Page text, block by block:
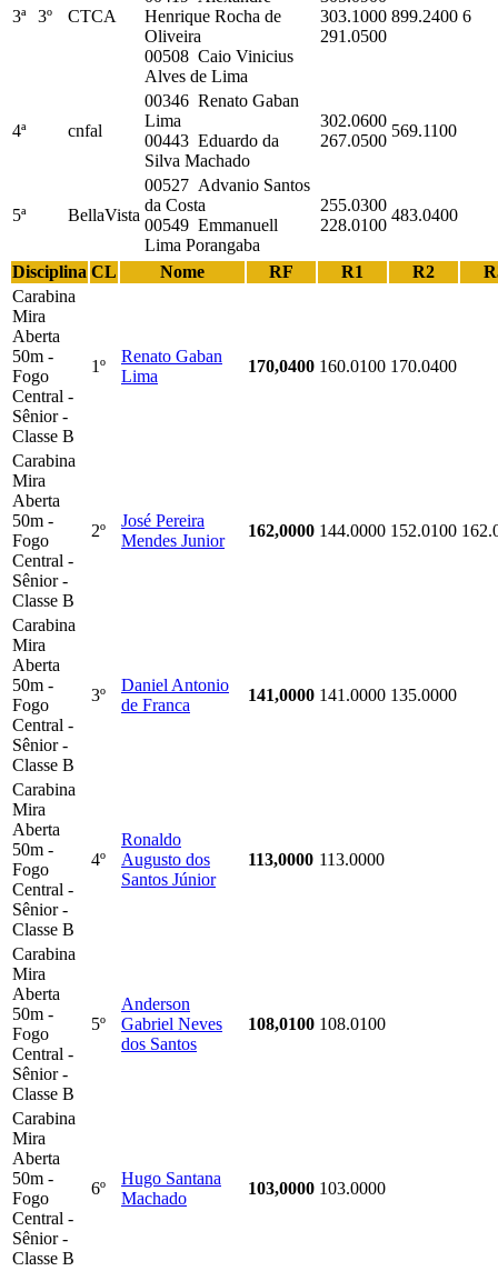
3ª 3º CTCA
Henrique Rocha de
Oliveira
00508 Caio Vinicius
Alves de Lima
303.1000
291.0500
899.2400 6
4ª cnfal
00346 Renato Gaban
Lima
00443 Eduardo da
Silva Machado
302.0600
267.0500
569.1100
5ª BellaVista
00527 Advanio Santos
da Costa
00549 Emmanuell
Lima Porangaba
255.0300
228.0100
483.0400
Disciplina CL Nome RF R1 R2
Carabina
Mira
Aberta
50m -
Fogo
Central -
Sênior -
Classe B
1º
Renato Gaban
Lima
170,0400 160.0100 170.0400
Carabina
Mira
Aberta
50m -
Fogo
Central -
Sênior -
Classe B
2º
José Pereira
Mendes Junior
162,0000 144.0000 152.0100
Carabina
Mira
Aberta
50m -
Fogo
Central -
Sênior -
Classe B
3º
Daniel Antonio
de Franca
141,0000 141.0000 135.0000
Carabina
Mira
Aberta
50m -
Fogo
Central -
Sênior -
Classe B
4º
Ronaldo
Augusto dos
Santos Júnior
113,0000 113.0000
Carabina
Mira
Aberta
50m -
Fogo
Central -
Sênior -
Classe B
5º
Anderson
Gabriel Neves
dos Santos
108,0100 108.0100
Carabina
Mira
Aberta
50m -
Fogo
Central -
Sênior -
Classe B
6º
Hugo Santana
Machado
103,0000 103.0000